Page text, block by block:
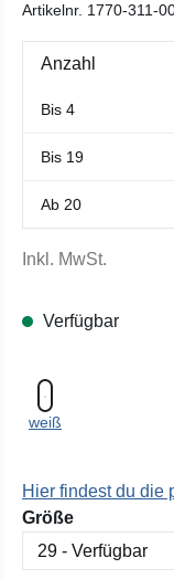
Artikelnr. 1770-311-
Anzahl
Bis 4
Bis 19
Ab 20
Inkl. MwSt.
Verfügbar
weiß
Hier findest du die
Größeauswählen